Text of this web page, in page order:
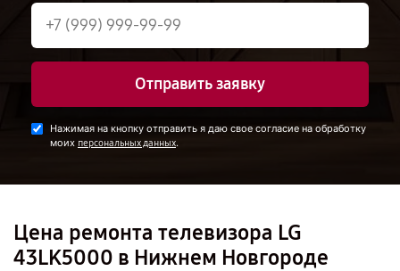
Отправить заявку
Нажимая на кнопку отправить я даю свое согласие на обработку
моих персональных данных.
Цена ремонта телевизора LG
43LK5000 в Нижнем Новгороде